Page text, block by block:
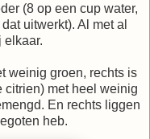
(8 op een cup water,
uitwerkt). Al met al
elkaar.
weinig groen, rechts is
citrien) met heel weinig
En rechts liggen
heb.